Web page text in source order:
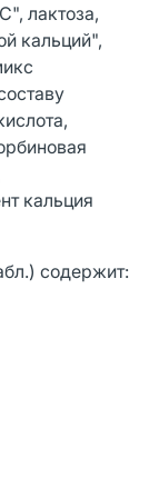
лактоза,
кальций",
кальция
содержит: